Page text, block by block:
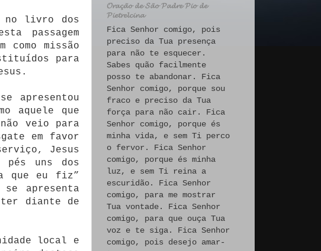
no livro dos
passagem
missão
para
apresentou
aquele que
veio para
em favor
Jesus
uns dos
que eu fiz”
apresenta
ter diante de
local e
𝓞𝓻𝓪𝓬̧𝓪̃𝓸 𝓭𝓮 𝓢𝓪̃𝓸 𝓟𝓪𝓭𝓻𝓮 𝓟𝓲𝓸 𝓭𝓮
𝓟𝓲𝓮𝓽𝓻𝓮𝓵𝓬𝓲𝓷𝓪
Fica Senhor comigo, pois
preciso da Tua presença
para não te esquecer.
Sabes quão facilmente
posso te abandonar. Fica
Senhor comigo, porque sou
fraco e preciso da Tua
força para não cair. Fica
Senhor comigo, porque és
minha vida, e sem Ti perco
o fervor. Fica Senhor
comigo, porque és minha
luz, e sem Ti reina a
escuridão. Fica Senhor
comigo, para me mostrar
Tua vontade. Fica Senhor
comigo, para que ouça Tua
voz e te siga. Fica Senhor
comigo, pois desejo amar-